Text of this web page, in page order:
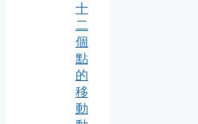
十
二
個
點
的
移
動